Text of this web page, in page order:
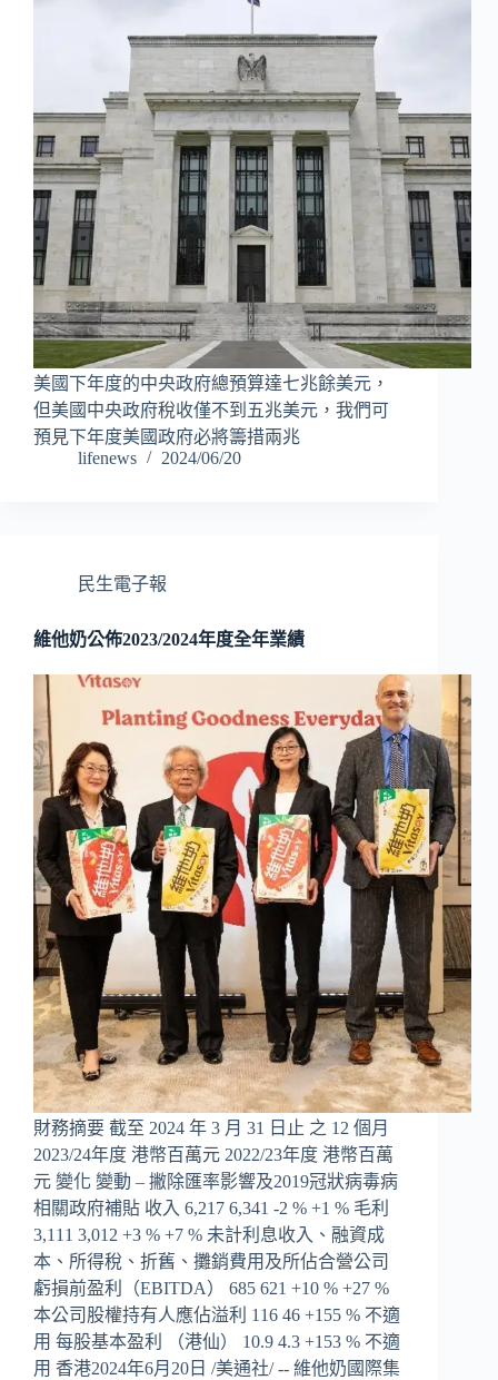
美國下年度的中央政府總預算達七兆餘美元，
但美國中央政府稅收僅不到五兆美元，我們可
預見下年度美國政府必將籌措兩兆
lifenews
2024/06/20
民生電子報
維他奶公佈2023/2024年度全年業績
財務摘要 截至 2024 年 3 月 31 日止 之 12 個月
2023/24年度 港幣百萬元 2022/23年度 港幣百萬
元 變化 變動 – 撇除匯率影響及2019冠狀病毒病
相關政府補貼 收入 6,217 6,341 -2 % +1 % 毛利
3,111 3,012 +3 % +7 % 未計利息收入、融資成
本、所得稅、折舊、攤銷費用及所佔合營公司
虧損前盈利（EBITDA） 685 621 +10 % +27 %
本公司股權持有人應佔溢利 116 46 +155 % 不適
用 每股基本盈利 （港仙） 10.9 4.3 +153 % 不適
用 香港2024年6月20日 /美通社/ -- 維他奶國際集